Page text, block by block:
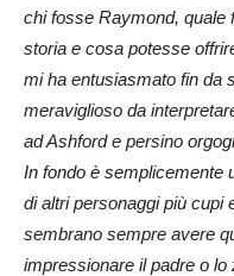
chi fosse Raymond, quale
storia e cosa potesse
mi ha entusiasmato fin da
meraviglioso da
ad Ashford e persino
In fondo è semplicemente
di altri personaggi più cupi
sembrano sempre avere
impressionare il padre o